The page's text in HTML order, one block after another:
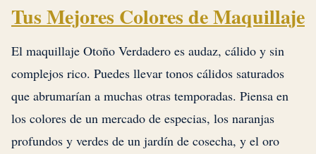
Tus Mejores Colores de Maquillaje
El maquillaje Otoño Verdadero es audaz, cálido y sin
complejos rico. Puedes llevar tonos cálidos saturados
que abrumarían a muchas otras temporadas. Piensa en
los colores de un mercado de especias, los naranjas
profundos y verdes de un jardín de cosecha, y el oro